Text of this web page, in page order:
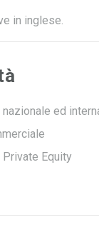
in inglese.
ed
Equity